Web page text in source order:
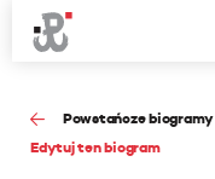
Powstańcze biogramy
Edytuj ten biogram